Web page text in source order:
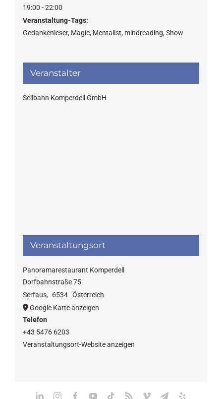
19:00 - 22:00
Veranstaltung-Tags:
Gedankenleser, Magie, Mentalist, mindreading, Show
Veranstalter
Seilbahn Komperdell GmbH
Veranstaltungsort
Panoramarestaurant Komperdell
Dorfbahnstraße 75
Serfaus, 6534 Österreich
Google Karte anzeigen
Telefon
+43 5476 6203
Veranstaltungsort-Website anzeigen